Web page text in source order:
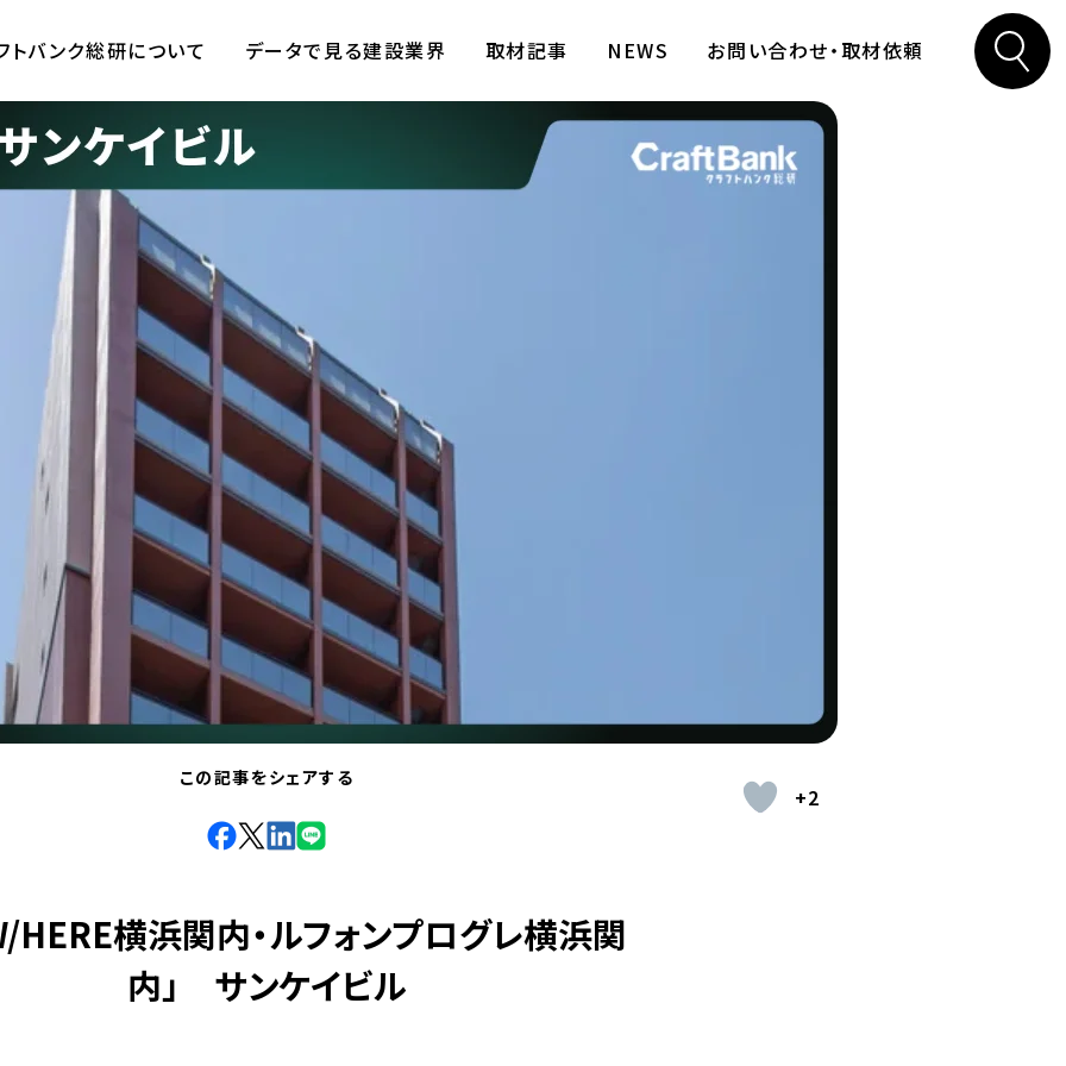
トバンク総研について データで見る建設業界 取材記事 NEWS お問い合わせ・取材依頼
この記事をシェアする
facebook
X LinkdIn
+2
HERE横浜関内・ルフォンプログレ横浜関
内」 サンケイビル